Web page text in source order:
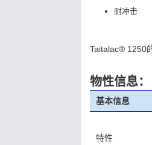
耐冲击
Taitalac® 1250
物性信息：
基本信息
特性